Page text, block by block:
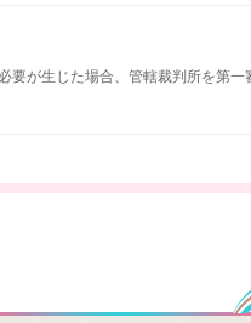
要が生じた場合、管轄裁判所を第一